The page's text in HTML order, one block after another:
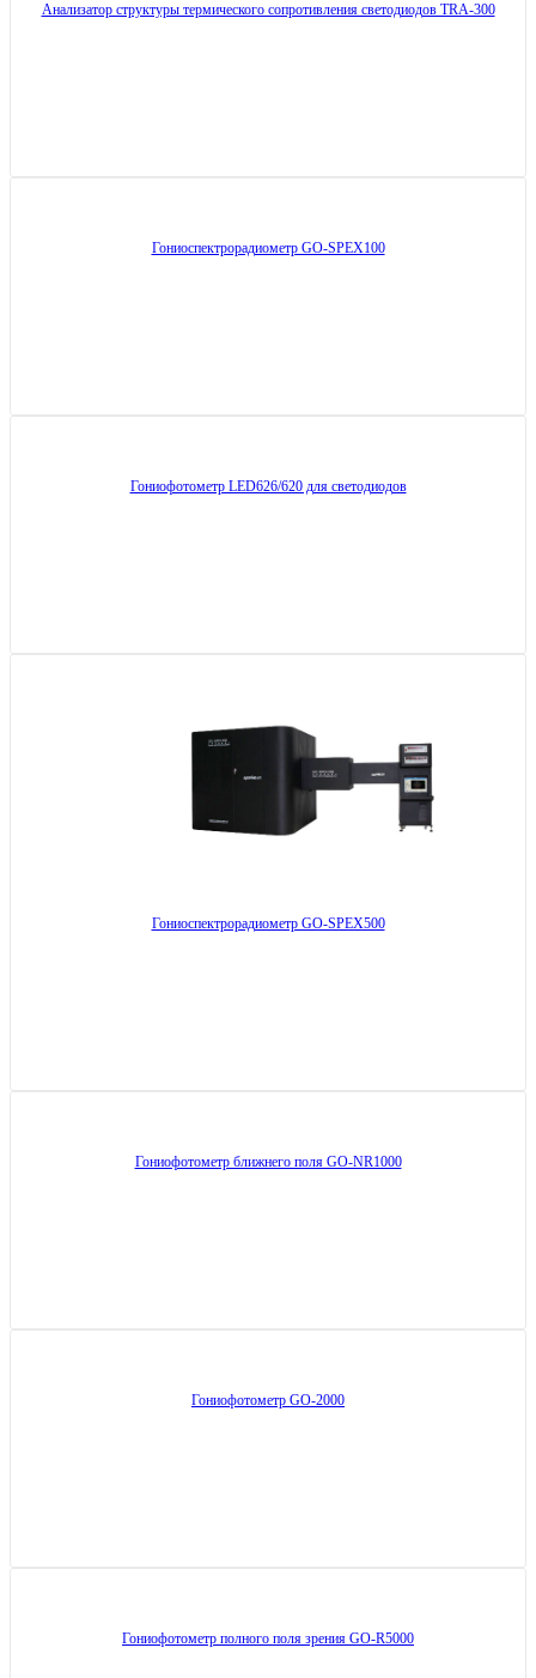
Анализатор структуры термического сопротивления светодиодов TRA-300
Гониоспектрорадиометр GO-SPEX100
Гониофотометр LED626/620 для светодиодов
Гониоспектрорадиометр GO-SPEX500
Гониофотометр ближнего поля GO-NR1000
Гониофотометр GO-2000
Гониофотометр полного поля зрения GO-R5000